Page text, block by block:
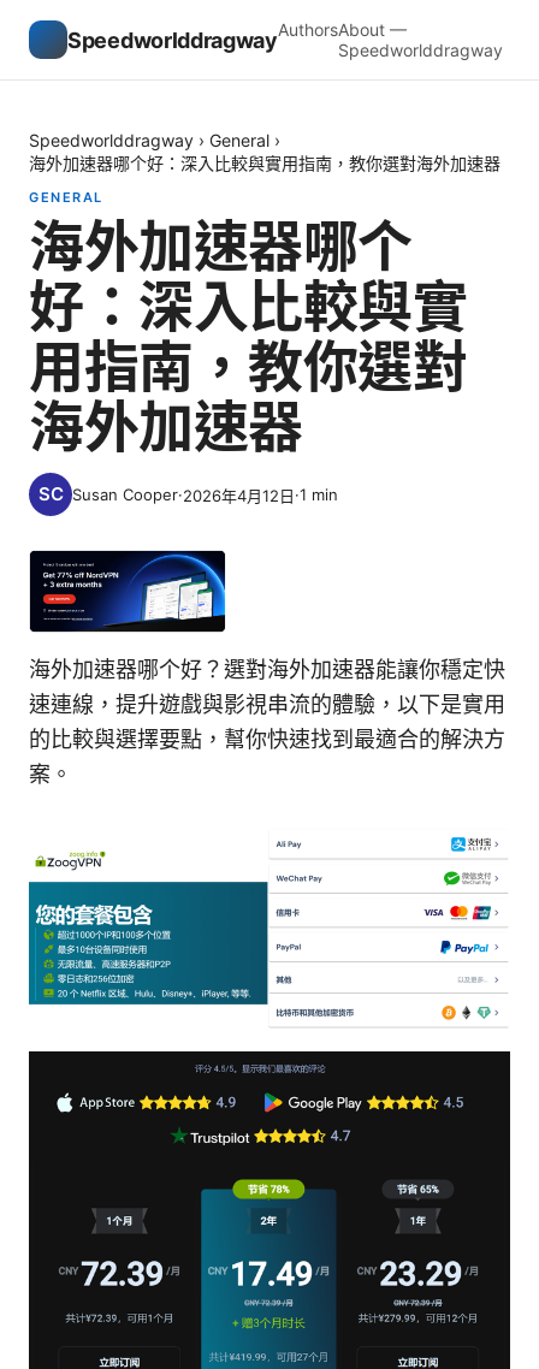
SpeedworlddragwayAuthorsAbout —
Speedworlddragway
Speedworlddragway › General ›
海外加速器哪个好：深入比較與實用指南，教你選對海外加速器
GENERAL
海外加速器哪个
好：深入比較與實
用指南，教你選對
海外加速器
Susan Cooper·2026年4月12日·1 min
海外加速器哪个好？選對海外加速器能讓你穩定快
速連線，提升遊戲與影視串流的體驗，以下是實用
的比較與選擇要點，幫你快速找到最適合的解決方
案。